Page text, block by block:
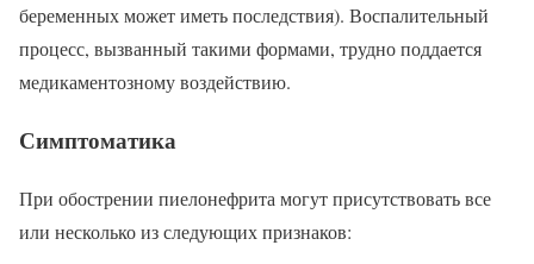
беременных может иметь последствия). Воспалительный
процесс, вызванный такими формами, трудно поддается
медикаментозному воздействию.
Симптоматика
При обострении пиелонефрита могут присутствовать все
или несколько из следующих признаков: